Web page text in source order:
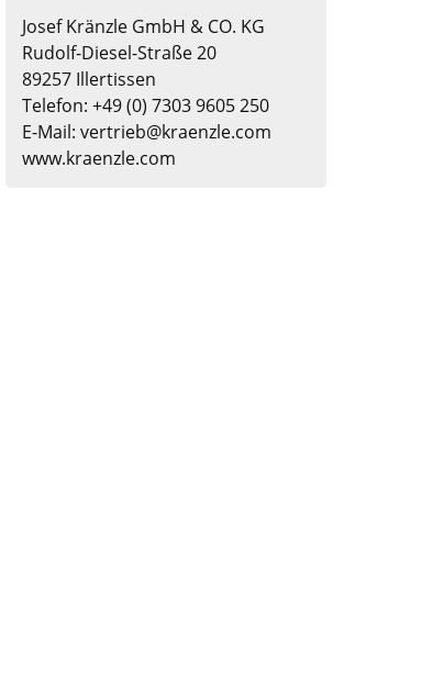
Josef Kränzle GmbH & CO. KG
Rudolf-Diesel-Straße 20
89257 Illertissen
Telefon: +49 (0) 7303 9605 250
E-Mail: vertrieb@kraenzle.com
www.kraenzle.com